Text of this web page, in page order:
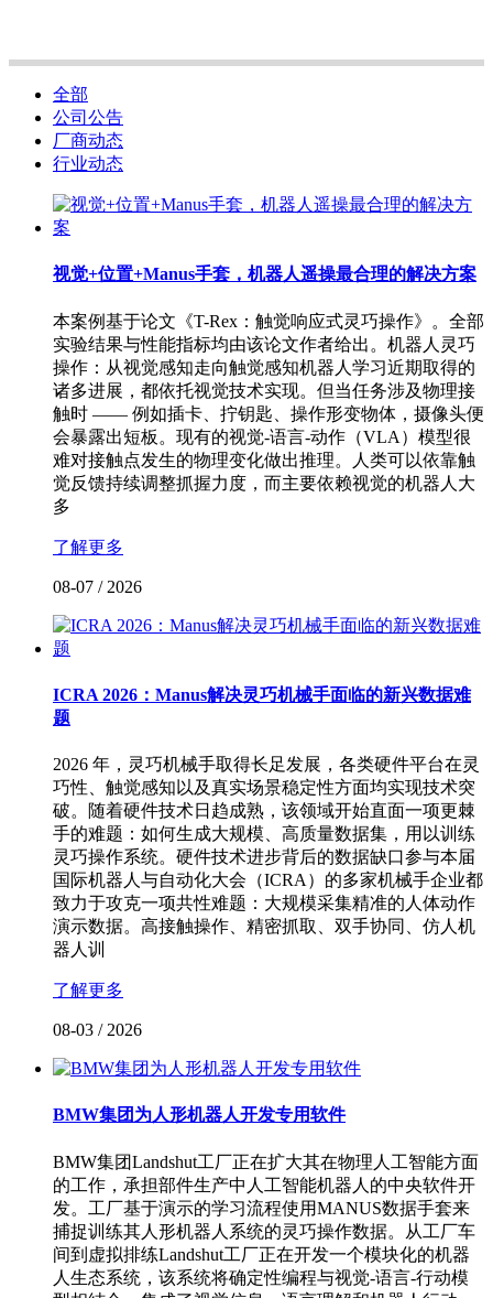
全部
公司公告
厂商动态
行业动态
视觉+位置+Manus手套，机器人遥操最合理的解决方案
本案例基于论文《T-Rex：触觉响应式灵巧操作》。全部
实验结果与性能指标均由该论文作者给出。机器人灵巧
操作：从视觉感知走向触觉感知机器人学习近期取得的
诸多进展，都依托视觉技术实现。但当任务涉及物理接
触时 —— 例如插卡、拧钥匙、操作形变物体，摄像头便
会暴露出短板。现有的视觉-语言-动作（VLA）模型很
难对接触点发生的物理变化做出推理。人类可以依靠触
觉反馈持续调整抓握力度，而主要依赖视觉的机器人大
多
了解更多
08-07 / 2026
ICRA 2026：Manus解决灵巧机械手面临的新兴数据难
题
2026 年，灵巧机械手取得长足发展，各类硬件平台在灵
巧性、触觉感知以及真实场景稳定性方面均实现技术突
破。随着硬件技术日趋成熟，该领域开始直面一项更棘
手的难题：如何生成大规模、高质量数据集，用以训练
灵巧操作系统。硬件技术进步背后的数据缺口参与本届
国际机器人与自动化大会（ICRA）的多家机械手企业都
致力于攻克一项共性难题：大规模采集精准的人体动作
演示数据。高接触操作、精密抓取、双手协同、仿人机
器人训
了解更多
08-03 / 2026
BMW集团为人形机器人开发专用软件
BMW集团Landshut工厂正在扩大其在物理人工智能方面
的工作，承担部件生产中人工智能机器人的中央软件开
发。工厂基于演示的学习流程使用MANUS数据手套来
捕捉训练其人形机器人系统的灵巧操作数据。从工厂车
间到虚拟排练Landshut工厂正在开发一个模块化的机器
人生态系统，该系统将确定性编程与视觉-语言-行动模